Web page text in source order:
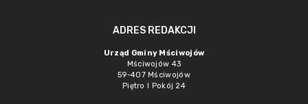
ADRES REDAKCJI
Urząd Gminy Mściwojów
Mściwojów 43
59-407 Mściwojów
Piętro I Pokój 24